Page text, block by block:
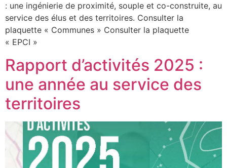
: une ingénierie de proximité, souple et co-construite, au
service des élus et des territoires. Consulter la
plaquette « Communes » Consulter la plaquette
« EPCI »
Rapport d’activités 2025 :
une année au service des
territoires